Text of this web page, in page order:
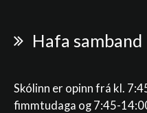
Hafa samband
Skólinn er opinn frá kl.
fimmtudaga og 7:45-